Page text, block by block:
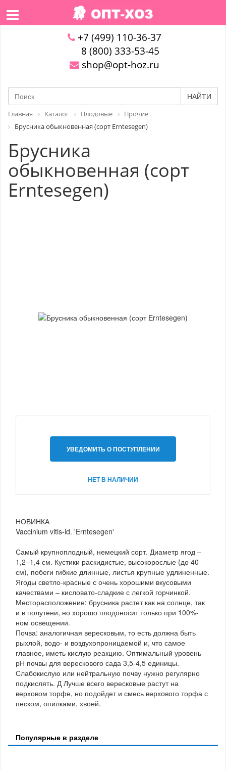
+7 (499) 110-36-37
8 (800) 333-53-45
shop@opt-hoz.ru
НАЙТИ
Главная Каталог Плодовые
Прочие
Брусника обыкновенная (сорт Erntesegen)
Брусника
обыкновенная (сорт
Erntesegen)
УВЕДОМИТЬ О ПОСТУПЛЕНИИ
НЕТ В НАЛИЧИИ
НОВИНКА
Vaccinium vitis-id. 'Erntesegen'
Самый крупноплодный, немецкий сорт. Диаметр ягод –
1,2–1,4 см. Кустики раскидистые, высокорослые (до 40
см), побеги гибкие длинные, листья крупные удлиненные.
Ягоды светло-красные с очень хорошими вкусовыми
качествами – кисловато-сладкие с легкой горчинкой.
Месторасположение: брусника растет как на солнце, так
и в полутени, но хорошо плодоносит только при 100%-
ном освещении.
Почва: аналогичная вересковым, то есть должна быть
рыхлой, водо- и воздухопроницаемой и, что самое
главное, иметь кислую реакцию. Оптимальный уровень
рН почвы для верескового сада 3,5-4,5 единицы.
Слабокислую или нейтральную почву нужно регулярно
подкислять. Д Лучше всего вересковые растут на
верховом торфе, но подойдет и смесь верхового торфа с
песком, опилками, хвоей.
Популярные в разделе